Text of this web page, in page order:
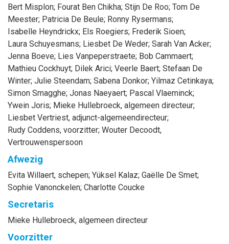
Bert Misplon; Fourat Ben Chikha; Stijn De Roo; Tom De
Meester; Patricia De Beule; Ronny Rysermans;
Isabelle Heyndrickx; Els Roegiers; Frederik Sioen;
Laura Schuyesmans; Liesbet De Weder; Sarah Van Acker;
Jenna Boeve; Lies Vanpeperstraete; Bob Cammaert;
Mathieu Cockhuyt; Dilek Arici; Veerle Baert; Stefaan De
Winter; Julie Steendam; Sabena Donkor; Yilmaz Cetinkaya;
Simon Smagghe; Jonas Naeyaert; Pascal Vlaeminck;
Ywein Joris; Mieke Hullebroeck, algemeen directeur;
Liesbet Vertriest, adjunct-algemeendirecteur;
Rudy Coddens, voorzitter; Wouter Decoodt,
Vertrouwenspersoon
Afwezig
Evita Willaert, schepen; Yüksel Kalaz; Gaëlle De Smet;
Sophie Vanonckelen; Charlotte Coucke
Secretaris
Mieke Hullebroeck, algemeen directeur
Voorzitter